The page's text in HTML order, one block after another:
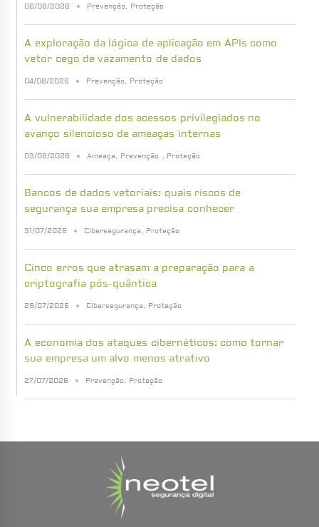
06/08/2026 Prevenção, Proteção
A exploração da lógica de aplicação em APIs como
vetor cego de vazamento de dados
04/08/2026 Prevenção, Proteção
A vulnerabilidade dos acessos privilegiados no
avanço silencioso de ameaças internas
03/08/2026 Ameaça, Prevenção , Proteção
Bancos de dados vetoriais: quais riscos de
segurança sua empresa precisa conhecer
31/07/2026 Cibersegurança, Proteção
Cinco erros que atrasam a preparação para a
criptografia pós-quântica
29/07/2026 Cibersegurança, Proteção
A economia dos ataques cibernéticos: como tornar
sua empresa um alvo menos atrativo
27/07/2026 Prevenção, Proteção